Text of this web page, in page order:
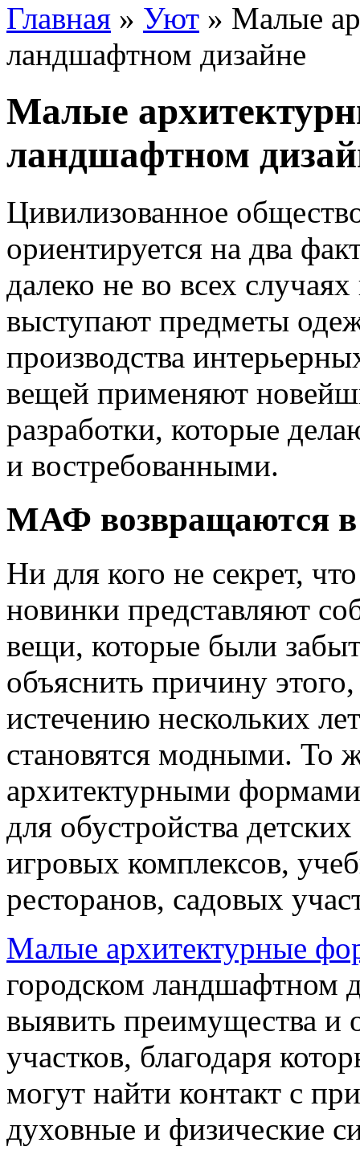
Главная » Уют » Малые
ландшафтном дизайне
Малые
ландшафтном
Цивилизованное
ориентируется на два
далеко не во всех
выступают предметы
производства
вещей применяют
разработки, которые
и востребованными.
МАФ возвращаются в
Ни для кого не секрет,
новинки представляют
вещи, которые были
объяснить причину
истечению нескольких
становятся модными. То
архитектурными
для обустройства
игровых комплексов,
ресторанов, садовых
Малые архитектурные
городском ландшафтном
выявить преимущества и
участков, благодаря
могут найти контакт с
духовные и физические